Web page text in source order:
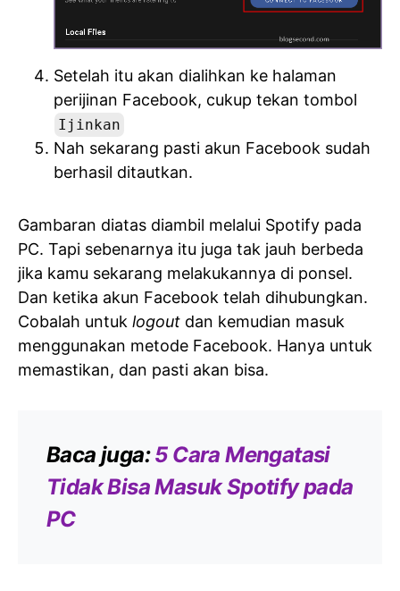
Setelah itu akan dialihkan ke halaman
perijinan Facebook, cukup tekan tombol
Ijinkan
Nah sekarang pasti akun Facebook sudah
berhasil ditautkan.
Gambaran diatas diambil melalui Spotify pada
PC. Tapi sebenarnya itu juga tak jauh berbeda
jika kamu sekarang melakukannya di ponsel.
Dan ketika akun Facebook telah dihubungkan.
Cobalah untuk logout dan kemudian masuk
menggunakan metode Facebook. Hanya untuk
memastikan, dan pasti akan bisa.
Baca juga:5 Cara Mengatasi
Tidak Bisa Masuk Spotify pada
PC